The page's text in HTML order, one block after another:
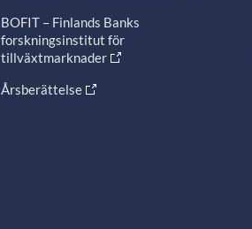
BOFIT – Finlands Banks
forskningsinstitut för
tillväxtmarknader
Årsberättelse